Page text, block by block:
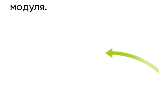
модуля.